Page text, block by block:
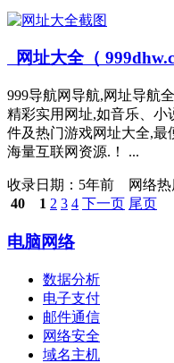
网址大全（
999导航网导航,网址导航
精彩实用网址,如音乐、
件及热门游戏网址大全,最
海量互联网资源.！ ...
收录日期： 5年前 网络热
40
1 2 3 4 下一页 尾页
电脑网络
数据分析
电子支付
邮件通信
网络安全
域名主机